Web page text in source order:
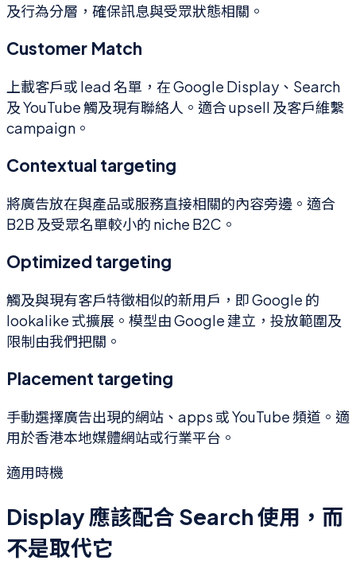
及行為分層，確保訊息與受眾狀態相關。
Customer Match
上載客戶或 lead 名單，在 Google Display、Search
及 YouTube 觸及現有聯絡人。適合 upsell 及客戶維繫
campaign。
Contextual targeting
將廣告放在與產品或服務直接相關的內容旁邊。適合
B2B 及受眾名單較小的 niche B2C。
Optimized targeting
觸及與現有客戶特徵相似的新用戶，即 Google 的
lookalike 式擴展。模型由 Google 建立，投放範圍及
限制由我們把關。
Placement targeting
手動選擇廣告出現的網站、apps 或 YouTube 頻道。適
用於香港本地媒體網站或行業平台。
適用時機
Display 應該配合 Search 使用，而
不是取代它